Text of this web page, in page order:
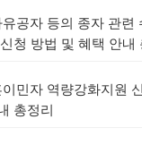
유공자 등의 종자 관련
청 방법 및 혜택 안내
이민자 역량강화지원
총정리